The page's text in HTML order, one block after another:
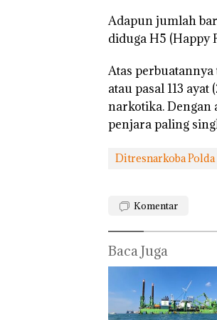
Adapun jumlah
diduga H5 (Happy
Atas perbuatannya
atau pasal 113
narkotika.
penjara paling
Ditresnarkoba
Komentar
Baca Juga
Rayakan
Semangat